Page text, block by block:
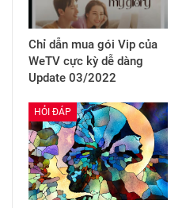
Chỉ dẫn mua gói Vip của
WeTV cực kỳ dễ dàng
Update 03/2022
HỎI ĐÁP